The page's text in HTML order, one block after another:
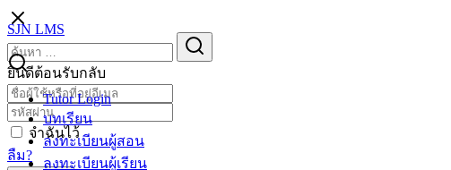
Skip
to
content
SJN LMS
Tutor Login
บทเรียน
ลงทะเบียนผู้สอน
ลงทะเบียนผู้เรียน
Search
for:
ยินดีต้อนรับกลับ
จำฉันไว้
ลืม?